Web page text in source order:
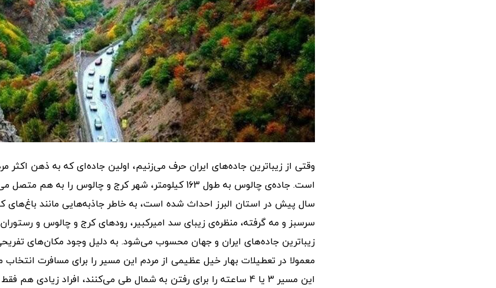
وقتی از زیباترین جاده‌های ایران حرف می‌زنیم، اولین جاده‌ای که به ذهن اکثر
سال پیش در استان البرز احداث شده است، به خاطر جاذبه‌هایی مانند باغ‌های
سرسبز و مه گرفته، منظره‌ی زیبای سد امیرکبیر، رودهای کرج و چالوس و
زیباترین جاده‌های ایران و جهان محسوب می‌شود. به دلیل وجود مکان‌های
معمولا در تعطیلات بهار خیل عظیمی از مردم این مسیر را برای مسافرت انتخاب
این مسیر 3 یا 4 ساعته را برای رفتن به شمال طی می‌کنند، افراد زیادی